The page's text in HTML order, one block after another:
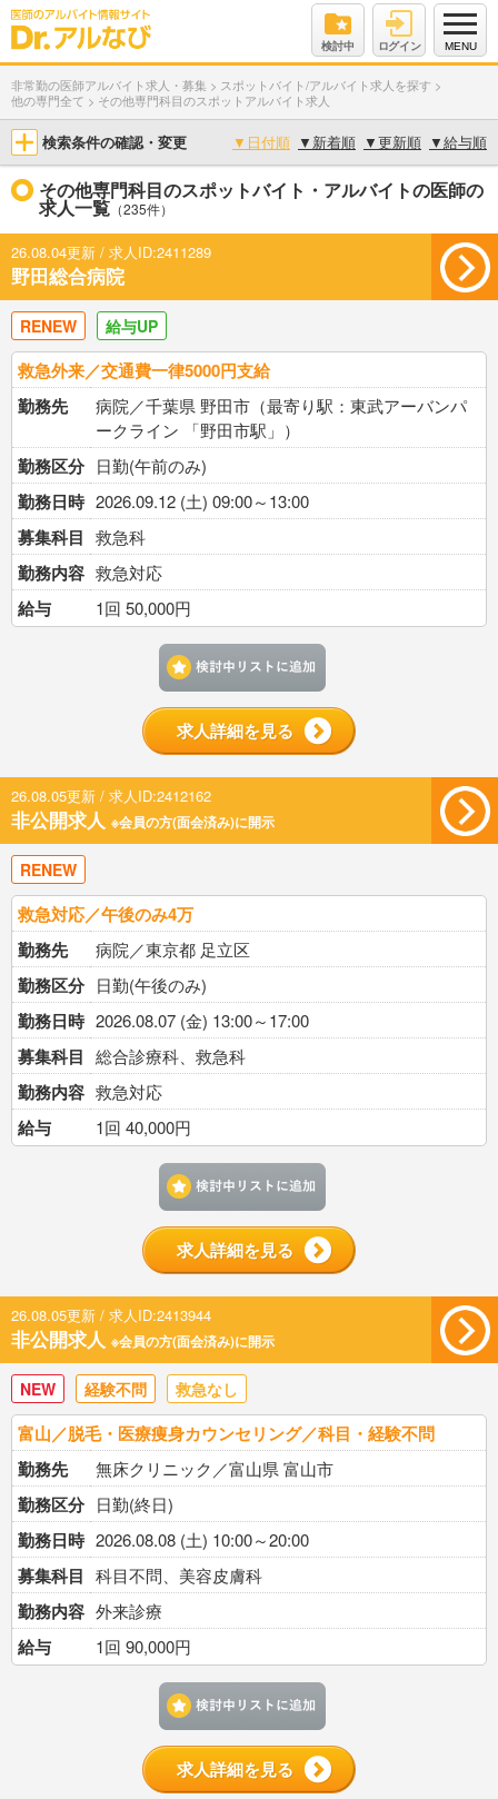
検討中 ログイン MENU
非常勤の医師アルバイト求人・募集 > スポットバイト/アルバイト求人を探す >
他の専門全て > その他専門科目のスポットアルバイト求人
検索条件の確認・変更 ▼ 日付順 ▼ 新着順 ▼更新順 ▼給与順
その他専門科目のスポットバイト・アルバイトの医師の
求人一覧 （235件）
26.08.04更新 / 求人ID:2411289
野田総合病院
RENEW 給与UP
救急外来／交通費一律5000円支給
勤務先
病院／千葉県 野田市（最寄り駅：東武アーバンパ
ークライン 「野田市駅」）
勤務区分 日勤(午前のみ)
勤務日時 2026.09.12 (土) 09:00～13:00
募集科目 救急科
勤務内容 救急対応
給与 1回 50,000円
求人詳細を見る
26.08.05更新 / 求人ID:2412162
非公開求人 ※会員の方(面会済み)に開示
RENEW
救急対応／午後のみ4万
勤務先
病院／東京都 足立区
勤務区分 日勤(午後のみ)
勤務日時 2026.08.07 (金) 13:00～17:00
募集科目 総合診療科、救急科
勤務内容 救急対応
給与 1回 40,000円
求人詳細を見る
26.08.05更新 / 求人ID:2413944
非公開求人 ※会員の方(面会済み)に開示
NEW 経験不問 救急なし
富山／脱毛・医療痩身カウンセリング／科目・経験不問
勤務先
無床クリニック／富山県 富山市
勤務区分 日勤(終日)
勤務日時 2026.08.08 (土) 10:00～20:00
募集科目 科目不問、美容皮膚科
勤務内容 外来診療
給与 1回 90,000円
求人詳細を見る